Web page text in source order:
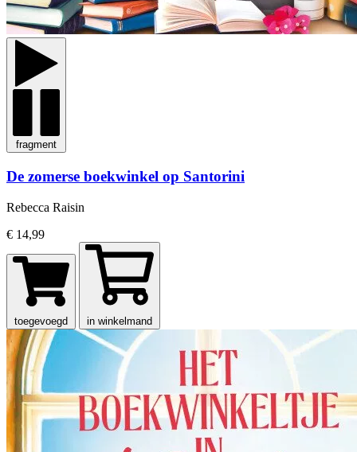
fragment
De zomerse boekwinkel op Santorini
Rebecca Raisin
€ 14,99
toegevoegd in winkelmand